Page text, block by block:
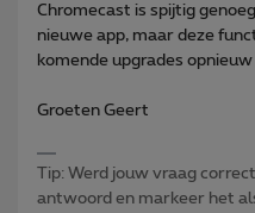
Chromecast is spijtig
nieuwe app, maar deze
komende upgrades
Groeten Geert
Tip: Werd jouw vraag
antwoord en markeer het